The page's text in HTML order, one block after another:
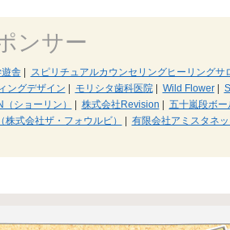
ンサー
舎| スピリチュアルカウンセリングヒーリングサ
ングデザイン | モリシタ歯科医院| Wild Flower|
ショーリン） | 株式会社Revision | 五十嵐段ボー
式会社ザ・フォウルビ） | 有限会社アミスタネ